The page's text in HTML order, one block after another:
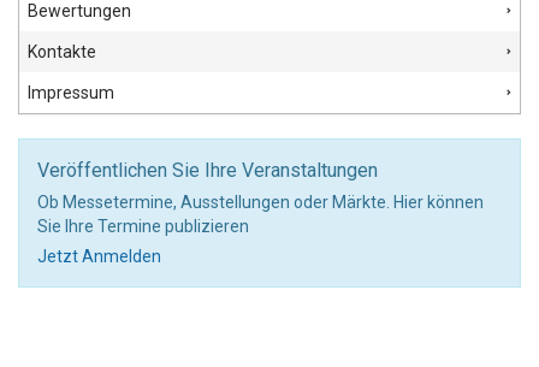
Bewertungen
Kontakte
Impressum
Veröffentlichen Sie Ihre Veranstaltungen
Ob Messetermine, Ausstellungen oder Märkte. Hier können
Sie Ihre Termine publizieren
Jetzt Anmelden